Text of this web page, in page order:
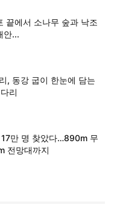
끝에서 소나무 숲과 낙조
안...
, 동강 굽이 한눈에 담는
리
만 명 찾았다…890m 무
전망대까지